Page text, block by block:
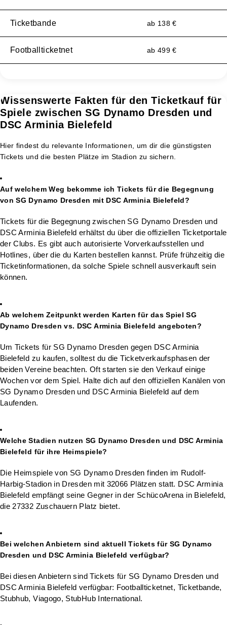
Ticketbande ab 138 €
Footballticketnet ab 499 €
Wissenswerte Fakten für den Ticketkauf für
Spiele zwischen SG Dynamo Dresden und
DSC Arminia Bielefeld
Hier findest du relevante Informationen, um dir die günstigsten
Tickets und die besten Plätze im Stadion zu sichern.
Auf welchem Weg bekomme ich Tickets für die Begegnung
von SG Dynamo Dresden mit DSC Arminia Bielefeld?
Tickets für die Begegnung zwischen SG Dynamo Dresden und
DSC Arminia Bielefeld erhältst du über die offiziellen Ticketportale
der Clubs. Es gibt auch autorisierte Vorverkaufsstellen und
Hotlines, über die du Karten bestellen kannst. Prüfe frühzeitig die
Ticketinformationen, da solche Spiele schnell ausverkauft sein
können.
Ab welchem Zeitpunkt werden Karten für das Spiel SG
Dynamo Dresden vs. DSC Arminia Bielefeld angeboten?
Um Tickets für SG Dynamo Dresden gegen DSC Arminia
Bielefeld zu kaufen, solltest du die Ticketverkaufsphasen der
beiden Vereine beachten. Oft starten sie den Verkauf einige
Wochen vor dem Spiel. Halte dich auf den offiziellen Kanälen von
SG Dynamo Dresden und DSC Arminia Bielefeld auf dem
Laufenden.
Welche Stadien nutzen SG Dynamo Dresden und DSC Arminia
Bielefeld für ihre Heimspiele?
Die Heimspiele von SG Dynamo Dresden finden im Rudolf-
Harbig-Stadion in Dresden mit 32066 Plätzen statt. DSC Arminia
Bielefeld empfängt seine Gegner in der SchücoArena in Bielefeld,
die 27332 Zuschauern Platz bietet.
Bei welchen Anbietern sind aktuell Tickets für SG Dynamo
Dresden und DSC Arminia Bielefeld verfügbar?
Bei diesen Anbietern sind Tickets für SG Dynamo Dresden und
DSC Arminia Bielefeld verfügbar: Footballticketnet, Ticketbande,
Stubhub, Viagogo, StubHub International.